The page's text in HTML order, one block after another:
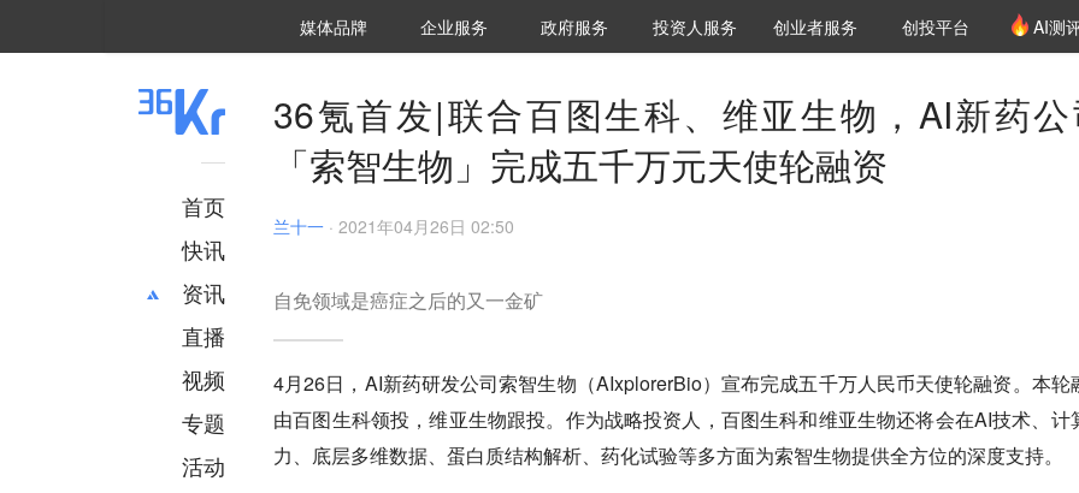
媒体品牌 36Kr研究院
企业服务 城市之窗
政府服务 VClub投资机构库
投资机构职位推介
投资人服务 创投氪堂
创业者服务 创投平台 AI测
首页
快讯
资讯
推荐
财经
项目推荐
安徽
直播
视频
专题
活动
36氪首发|联合百图生科、维亚生物，AI新药
「索智生物」完成五千万元天使轮融资
兰十一 · 2021年04月26日 02:50
自免领域是癌症之后的又一金矿
4月26日，AI新药研发公司索智生物（AIxplorerBio）宣布完成五千万人民币天使轮融资。本轮
由百图生科领投，维亚生物跟投。作为战略投资人，百图生科和维亚生物还将会在AI技术、计
力、底层多维数据、蛋白质结构解析、药化试验等多方面为索智生物提供全方位的深度支持。